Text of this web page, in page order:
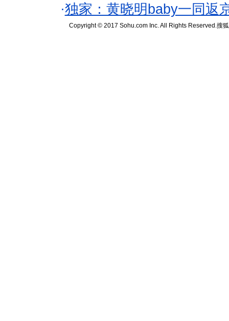
·独家：黄晓明baby一同返
Copyright © 2017 Sohu.com Inc. All Rights Reserved.搜